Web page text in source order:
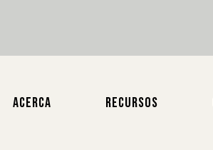
ACERCA RECURSOS